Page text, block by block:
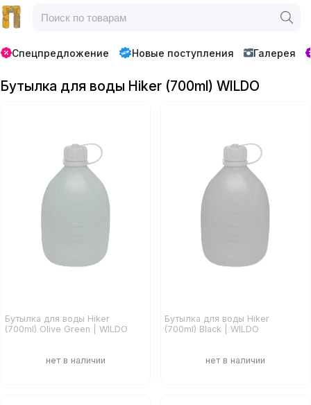
Спецпредложение Новые поступления Галерея
Бутылка для воды Hiker (700ml) WILDO
Бутылка для воды Hiker
(700ml) Olive Green | WILDO
Бутылка для воды Hiker
(700ml) Black | WILDO